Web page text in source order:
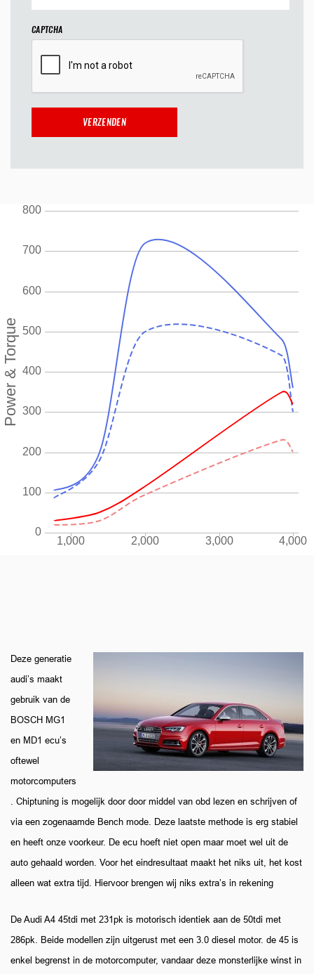
CAPTCHA
Deze generatie
audi’s maakt
gebruik van de
BOSCH MG1
en MD1 ecu’s
oftewel
motorcomputers
. Chiptuning is mogelijk door door middel van obd lezen en schrijven of
via een zogenaamde Bench mode. Deze laatste methode is erg stabiel
en heeft onze voorkeur. De ecu hoeft niet open maar moet wel uit de
auto gehaald worden. Voor het eindresultaat maakt het niks uit, het kost
alleen wat extra tijd. Hiervoor brengen wij niks extra’s in rekening
De Audi A4 45tdi met 231pk is motorisch identiek aan de 50tdi met
286pk. Beide modellen zijn uitgerust met een 3.0 diesel motor. de 45 is
enkel begrenst in de motorcomputer, vandaar deze monsterlijke winst in